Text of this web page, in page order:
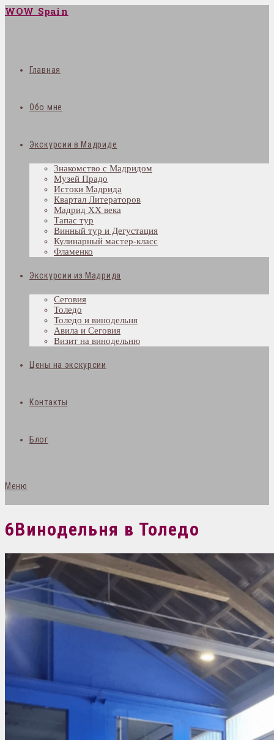
WOW Spain
Главная
Обо мне
Экскурсии в Мадриде
Знакомство с Мадридом
Музей Прадо
Истоки Мадрида
Квартал Литераторов
Мадрид XX века
Тапас тур
Винный тур и Дегустация
Кулинарный мастер-класс
Фламенко
Экскурсии из Мадрида
Сеговия
Толедо
Толедо и винодельня
Авила и Сеговия
Визит на винодельню
Цены на экскурсии
Контакты
Блог
Меню
6Винодельня в Толедо